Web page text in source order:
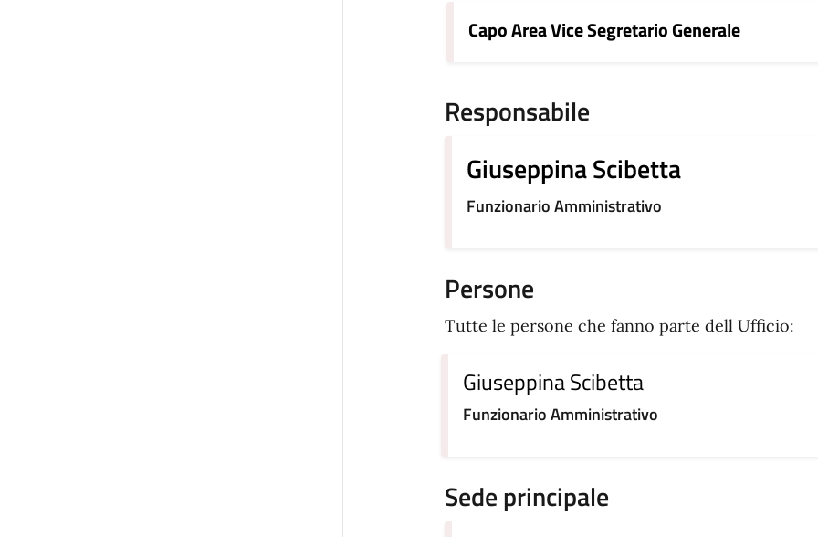
Capo Area Vice Segretario Generale
Responsabile
Giuseppina Scibetta
Funzionario Amministrativo
Persone
Tutte le persone che fanno parte dell Ufficio:
Giuseppina Scibetta
Funzionario Amministrativo
Sede principale